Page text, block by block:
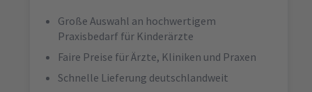
Große Auswahl an hochwertigem
Praxisbedarf für Kinderärzte
Faire Preise für Ärzte, Kliniken und Praxen
Schnelle Lieferung deutschlandweit